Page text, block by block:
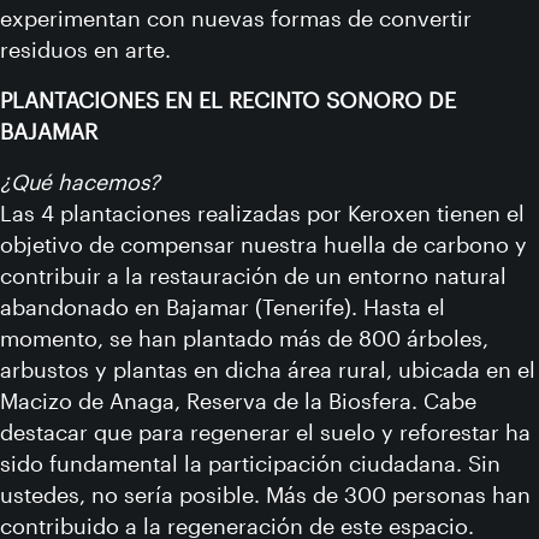
experimentan con nuevas formas de convertir
residuos en arte.
PLANTACIONES EN EL RECINTO SONORO DE
BAJAMAR
¿Qué hacemos?
Las 4 plantaciones realizadas por Keroxen tienen el
objetivo de compensar nuestra huella de carbono y
contribuir a la restauración de un entorno natural
abandonado en Bajamar (Tenerife). Hasta el
momento, se han plantado más de 800 árboles,
arbustos y plantas en dicha área rural, ubicada en el
Macizo de Anaga, Reserva de la Biosfera. Cabe
destacar que para regenerar el suelo y reforestar ha
sido fundamental la participación ciudadana. Sin
ustedes, no sería posible. Más de 300 personas han
contribuido a la regeneración de este espacio.